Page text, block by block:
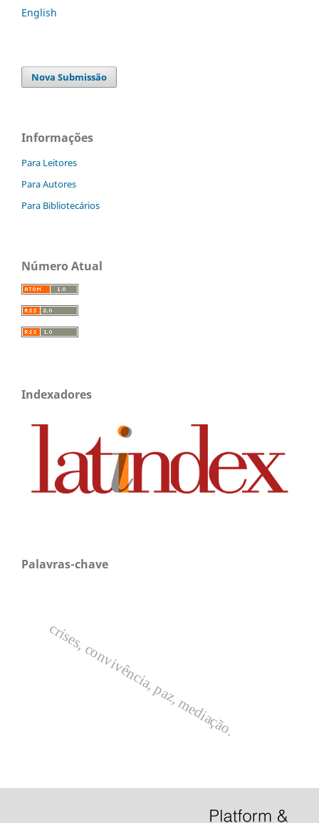
English
Nova Submissão
Informações
Para Leitores
Para Autores
Para Bibliotecários
Número Atual
Indexadores
Palavras-chave
crises, convivência, paz, mediação.